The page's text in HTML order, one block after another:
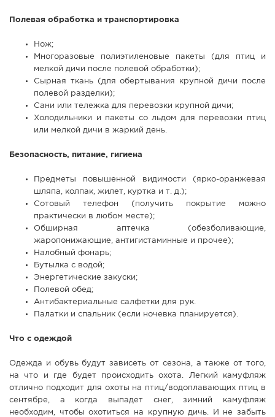
Полевая обработка и транспортировка
Нож;
Многоразовые полиэтиленовые пакеты (для птиц и
мелкой дичи после полевой обработки);
Сырная ткань (для обертывания крупной дичи после
полевой разделки);
Сани или тележка для перевозки крупной дичи;
Холодильники и пакеты со льдом для перевозки птиц
или мелкой дичи в жаркий день.
Безопасность, питание, гигиена
Предметы повышенной видимости (ярко-оранжевая
шляпа, колпак, жилет, куртка и т. д.);
Сотовый телефон (получить покрытие можно
практически в любом месте);
Обширная аптечка (обезболивающие,
жаропонижающие, антигистаминные и прочее);
Налобный фонарь;
Бутылка с водой;
Энергетические закуски;
Полевой обед;
Антибактериальные салфетки для рук.
Палатки и спальник (если ночевка планируется).
Что с одеждой
Одежда и обувь будут зависеть от сезона, а также от того,
на что и где будет происходить охота. Легкий камуфляж
отлично подходит для охоты на птиц/водоплавающих птиц в
сентябре, а когда выпадет снег, зимний камуфляж
необходим, чтобы охотиться на крупную дичь. И не забыть